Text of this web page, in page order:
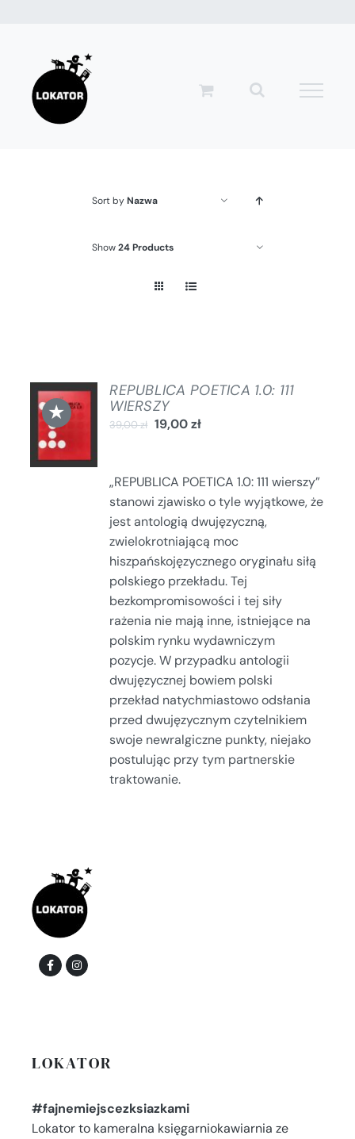
zawartości
Sort byNazwa
Show24 Products
★
DODAJ
DO
KOSZYKA
/
SZCZEGÓŁY
REPUBLICA POETICA 1.0: 111
WIERSZY
39,00zł 19,00zł
„REPUBLICA POETICA 1.0: 111 wierszy”
stanowi zjawisko o tyle wyjątkowe, że
jest antologią dwujęzyczną,
zwielokrotniającą moc
hiszpańskojęzycznego oryginału siłą
polskiego przekładu. Tej
bezkompromisowości i tej siły
rażenia nie mają inne, istniejące na
polskim rynku wydawniczym
pozycje. W przypadku antologii
dwujęzycznej bowiem polski
przekład natychmiastowo odsłania
przed dwujęzycznym czytelnikiem
swoje newralgiczne punkty, niejako
postulując przy tym partnerskie
traktowanie.
LOKATOR
#fajnemiejscezksiazkami
Lokator to kameralna księgarniokawiarnia ze